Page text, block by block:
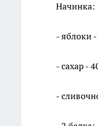
Начинка:
- яблоки
- сахар -
-